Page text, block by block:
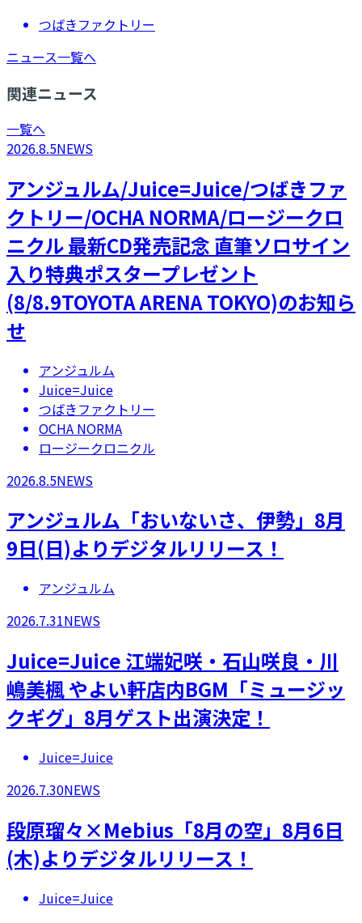
つばきファクトリー
ニュース一覧へ
関連ニュース
一覧へ
2026.8.5NEWS
アンジュルム/Juice=Juice/つばきファ
クトリー/OCHA NORMA/ロージークロ
ニクル 最新CD発売記念 直筆ソロサイン
入り特典ポスタープレゼント
(8/8.9TOYOTA ARENA TOKYO)のお知ら
せ
アンジュルム
Juice=Juice
つばきファクトリー
OCHA NORMA
ロージークロニクル
2026.8.5NEWS
アンジュルム「おいないさ、伊勢」8月
9日(日)よりデジタルリリース！
アンジュルム
2026.7.31NEWS
Juice=Juice 江端妃咲・石山咲良・川
嶋美楓 やよい軒店内BGM「ミュージッ
クギグ」8月ゲスト出演決定！
Juice=Juice
2026.7.30NEWS
段原瑠々×Mebius「8月の空」8月6日
(木)よりデジタルリリース！
Juice=Juice